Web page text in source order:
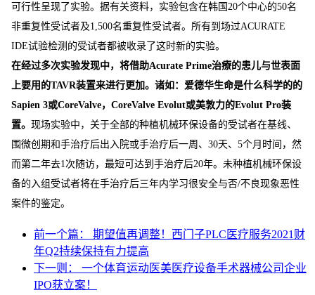
可行性呈现了实验。据有关资料，实验包含在韩国20个中心的50名
非重复性受试者及1,500名重复性受试者。所有到场过ACURATE
IDE试验检测的受试者都被收录了这时新的实验。
在经过多次实验发现中，将借助Acurate Prime治療的患儿与世表面
上要用的TAVR装置来进行更加。诸如：爱德华生命是什么科学的的
Sapien 3或CoreValve，CoreValve Evolut或美敦力的Evolut Pro装
置。 现场实验中，关于全部的种植机械环保设备的受试者在基线、
围微创期和手治疗后出入院或手治疗后一周、30天、5个月时间，然
而第二年去1次随访，最短可达到手治疗后20年。未种植机械环保设
备的入组受试者将在手治疗后三年内学习很安全与否/不良现象恶性
案件的鉴定。
前一个篇： 期望值再调整！西门子PLC医疗服务2021财
年Q2持续保持有力提高
下一则： 一个体育运动医美医疗设备手术器械公司企业
IPO获立案！